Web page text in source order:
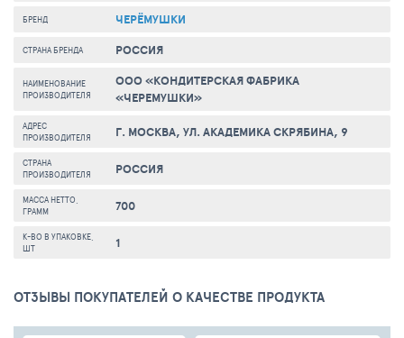
БРЕНД ЧЕРЁМУШКИ
СТРАНА БРЕНДА РОССИЯ
НАИМЕНОВАНИЕ
ПРОИЗВОДИТЕЛЯ
ООО «КОНДИТЕРСКАЯ ФАБРИКА
«ЧЕРЕМУШКИ»
АДРЕС
ПРОИЗВОДИТЕЛЯ
Г. МОСКВА, УЛ. АКАДЕМИКА СКРЯБИНА, 9
СТРАНА
ПРОИЗВОДИТЕЛЯ
РОССИЯ
МАССА НЕТТО,
ГРАММ
700
К-ВО В УПАКОВКЕ,
ШТ
1
ОТЗЫВЫ ПОКУПАТЕЛЕЙ О КАЧЕСТВЕ ПРОДУКТА